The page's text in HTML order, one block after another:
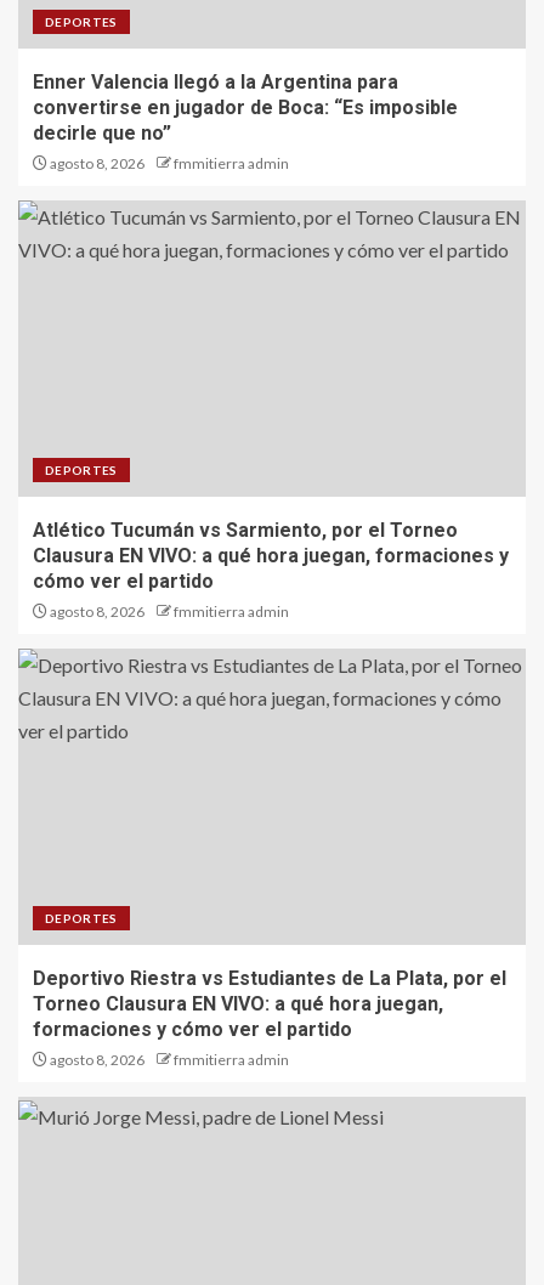
DEPORTES
Enner Valencia llegó a la Argentina para
convertirse en jugador de Boca: “Es imposible
decirle que no”
agosto 8, 2026 fmmitierra admin
DEPORTES
Atlético Tucumán vs Sarmiento, por el Torneo
Clausura EN VIVO: a qué hora juegan, formaciones y
cómo ver el partido
agosto 8, 2026 fmmitierra admin
DEPORTES
Deportivo Riestra vs Estudiantes de La Plata, por el
Torneo Clausura EN VIVO: a qué hora juegan,
formaciones y cómo ver el partido
agosto 8, 2026 fmmitierra admin